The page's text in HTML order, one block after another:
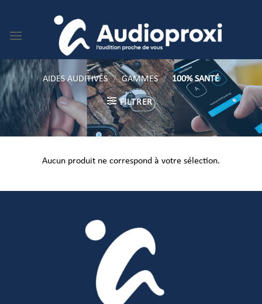
contenu
AIDES AUDITIVES / GAMMES / 100% SANTÉ
FILTRER
Aucun produit ne correspond à votre sélection.